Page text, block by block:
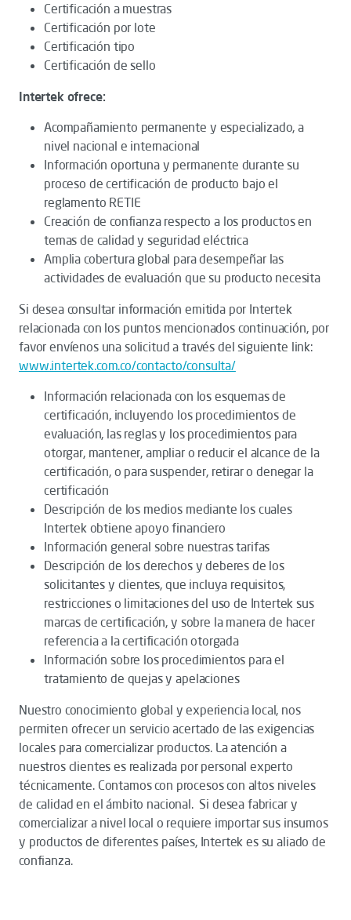
Certificación a muestras
Certificación por lote
Certificación tipo
Certificación de sello
Intertek ofrece:
Acompañamiento permanente y especializado, a
nivel nacional e internacional
Información oportuna y permanente durante su
proceso de certificación de producto bajo el
reglamento RETIE
Creación de confianza respecto a los productos en
temas de calidad y seguridad eléctrica
Amplia cobertura global para desempeñar las
actividades de evaluación que su producto necesita
Si desea consultar información emitida por Intertek
relacionada con los puntos mencionados continuación, por
favor envíenos una solicitud a través del siguiente link:
www.intertek.com.co/contacto/consulta/
Información relacionada con los esquemas de
certificación, incluyendo los procedimientos de
evaluación, las reglas y los procedimientos para
otorgar, mantener, ampliar o reducir el alcance de la
certificación, o para suspender, retirar o denegar la
certificación
Descripción de los medios mediante los cuales
Intertek obtiene apoyo financiero
Información general sobre nuestras tarifas
Descripción de los derechos y deberes de los
solicitantes y clientes, que incluya requisitos,
restricciones o limitaciones del uso de Intertek sus
marcas de certificación, y sobre la manera de hacer
referencia a la certificación otorgada
Información sobre los procedimientos para el
tratamiento de quejas y apelaciones
Nuestro conocimiento global y experiencia local, nos
permiten ofrecer un servicio acertado de las exigencias
locales para comercializar productos. La atención a
nuestros clientes es realizada por personal experto
técnicamente. Contamos con procesos con altos niveles
de calidad en el ámbito nacional. Si desea fabricar y
comercializar a nivel local o requiere importar sus insumos
y productos de diferentes países, Intertek es su aliado de
confianza.